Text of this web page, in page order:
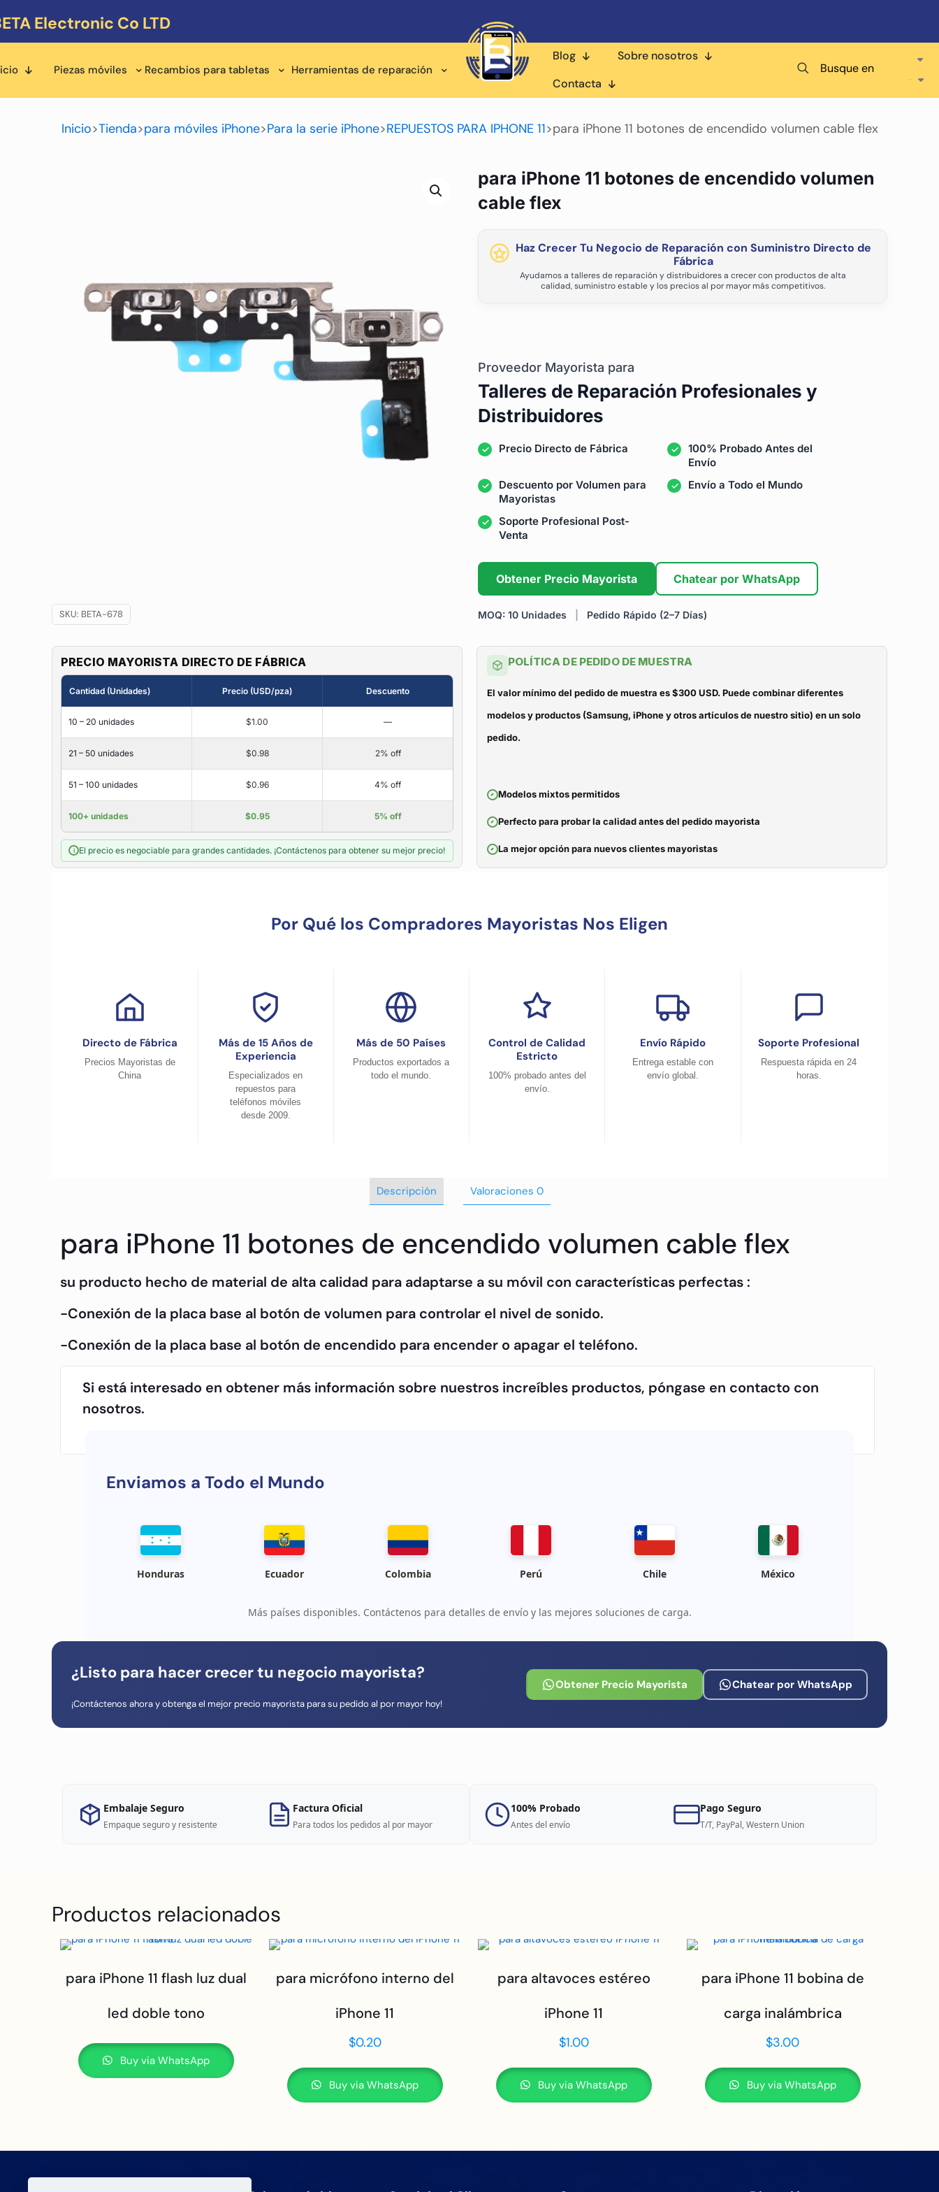
Electronic Co LTD
Piezas móviles Recambios para tabletas Herramientas de reparación
Blog
Sobre nosotros
Contacta
Busque en
Inicio>Tienda>para móviles iPhone>Para la serie iPhone>REPUESTOS PARA IPHONE 11>para iPhone 11 botones de encendido volumen cable flex
para iPhone 11 botones de encendido volumen
cable flex
Haz Crecer Tu Negocio de Reparación con Suministro Directo de
Fábrica
Ayudamos a talleres de reparación y distribuidores a crecer con productos de alta
calidad, suministro estable y los precios al por mayor más competitivos.
SKU: BETA-678
Proveedor Mayorista para
Talleres de Reparación Profesionales y
Distribuidores
Precio Directo de Fábrica
100% Probado Antes del
Envío
Descuento por Volumen para
Mayoristas
Envío a Todo el Mundo
Soporte Profesional Post-
Venta
Obtener Precio Mayorista Chatear por WhatsApp
MOQ: 10 Unidades Pedido Rápido (2–7 Días)
PRECIO MAYORISTA DIRECTO DE FÁBRICA
Cantidad (Unidades) Precio (USD/pza) Descuento
10 – 20 unidades $1.00 —
21 – 50 unidades $0.98 2% off
51 – 100 unidades $0.96 4% off
100+ unidades $0.95 5% off
i El precio es negociable para grandes cantidades. ¡Contáctenos para obtener su mejor precio!
POLÍTICA DE PEDIDO DE MUESTRA
El valor mínimo del pedido de muestra es $300 USD. Puede combinar diferentes
modelos y productos (Samsung, iPhone y otros artículos de nuestro sitio) en un solo
pedido.
Modelos mixtos permitidos
Perfecto para probar la calidad antes del pedido mayorista
La mejor opción para nuevos clientes mayoristas
Por Qué los Compradores Mayoristas Nos Eligen
Directo de Fábrica
Precios Mayoristas de
China
Más de 15 Años de
Experiencia
Especializados en
repuestos para
teléfonos móviles
desde 2009.
Más de 50 Países
Productos exportados a
todo el mundo.
Control de Calidad
Estricto
100% probado antes del
envío.
Envío Rápido
Entrega estable con
envío global.
Soporte Profesional
Respuesta rápida en 24
horas.
Descripción Valoraciones 0
para iPhone 11 botones de encendido volumen cable flex
su producto hecho de material de alta calidad para adaptarse a su móvil con características perfectas :
-Conexión de la placa base al botón de volumen para controlar el nivel de sonido.
-Conexión de la placa base al botón de encendido para encender o apagar el teléfono.
Si está interesado en obtener más información sobre nuestros increíbles productos, póngase en contacto con
nosotros.
Enviamos a Todo el Mundo
Honduras Ecuador Colombia Perú Chile México
Más países disponibles. Contáctenos para detalles de envío y las mejores soluciones de carga.
¿Listo para hacer crecer tu negocio mayorista?
¡Contáctenos ahora y obtenga el mejor precio mayorista para su pedido al por mayor hoy!
Obtener Precio Mayorista Chatear por WhatsApp
Embalaje Seguro
Empaque seguro y resistente
Factura Oficial
Para todos los pedidos al por mayor
100% Probado
Antes del envío
Pago Seguro
T/T, PayPal, Western Union
Productos relacionados
para iPhone 11 flash luz dual
led doble tono
Buy via WhatsApp
para micrófono interno del
iPhone 11
$0.20
Buy via WhatsApp
para altavoces estéreo
iPhone 11
$1.00
Buy via WhatsApp
para iPhone 11 bobina de
carga inalámbrica
$3.00
Buy via WhatsApp